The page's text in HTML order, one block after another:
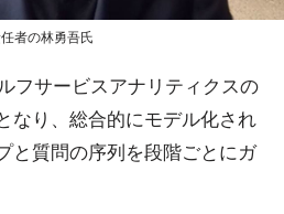
者の林勇吾氏
フサービスアナリティクスの
なり、総合的にモデル化され
と質問の序列を段階ごとにガ